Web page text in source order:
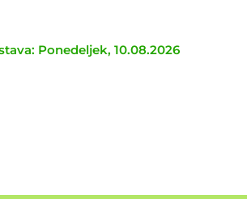
Ponedeljek, 10.08.2026